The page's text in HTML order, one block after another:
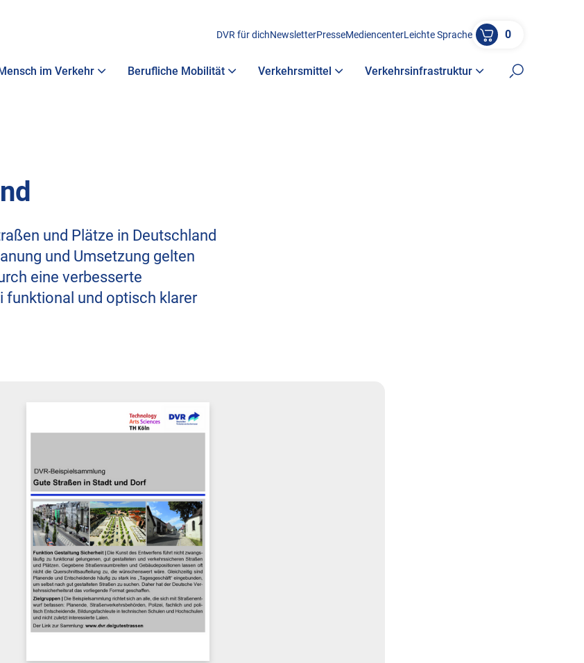
DVR für dichNewsletterPresseMediencenterLeichte Sprache 0
im Verkehr Berufliche Mobilität Verkehrsmittel Verkehrsinfrastruktur
Suche
und Plätze in Deutschland
und Umsetzung gelten
eine verbesserte
funktional und optisch klarer